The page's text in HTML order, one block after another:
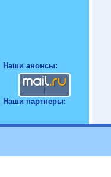
Наши анонсы:
Наши партнеры: